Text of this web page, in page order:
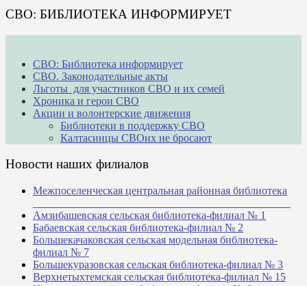
СВО: БИБЛИОТЕКА ИНФОРМИРУЕТ
СВО: Библиотека информирует
СВО. Законодательные акты
Льготы для участников СВО и их семей
Хроника и герои СВО
Акции и волонтерские движения
Библиотеки в поддержку СВО
Калтасинцы СВОих не бросают
Новости наших филиалов
Межпоселенческая центральная районная библиотека
Амзибашевская сельская библиотека-филиал № 1
Бабаевская сельская библиотека-филиал № 2
Большекачаковская сельская модельная библиотека-
филиал № 7
Большекуразовская сельская библиотека-филиал № 3
Верхнетыхтемская сельская библиотека-филиал № 15